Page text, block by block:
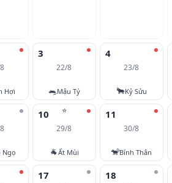
Hợi
3
22/8
🐀Mậu Tý
4
23/8
🐂Kỷ Sửu
Ngọ
⭐
10
29/8
🐐Ất Mùi
11
30/8
🐒Bính Thân
17 18